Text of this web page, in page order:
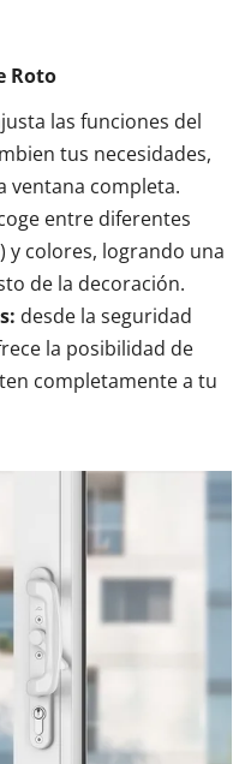
Roto
las funciones del
tus necesidades,
ventana completa.
entre diferentes
y colores, logrando una
de la decoración.
desde la seguridad
la posibilidad de
completamente a tu